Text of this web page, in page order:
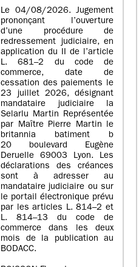
Le 04/08/2026. Jugement
prononçant l’ouverture
d’une procédure de
redressement judiciaire, en
application du II de l’article
L. 681–2 du code de
commerce, date de
cessation des paiements le
23 juillet 2026, désignant
mandataire judiciaire la
Selarlu Martin Représentée
par Maître Pierre Martin le
britannia batiment b
20 boulevard Eugène
Deruelle 69003 Lyon. Les
déclarations des créances
sont à adresser au
mandataire judiciaire ou sur
le portail électronique prévu
par les articles L. 814–2 et
L. 814–13 du code de
commerce dans les deux
mois de la publication au
BODACC.